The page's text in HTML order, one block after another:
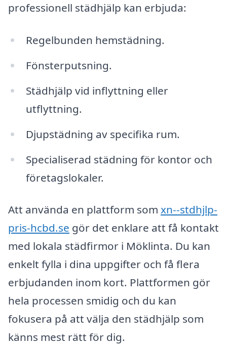
professionell städhjälp kan erbjuda:
Regelbunden hemstädning.
Fönsterputsning.
Städhjälp vid inflyttning eller
utflyttning.
Djupstädning av specifika rum.
Specialiserad städning för kontor och
företagslokaler.
Att använda en plattform som xn--stdhjlp-
pris-hcbd.se gör det enklare att få kontakt
med lokala städfirmor i Möklinta. Du kan
enkelt fylla i dina uppgifter och få flera
erbjudanden inom kort. Plattformen gör
hela processen smidig och du kan
fokusera på att välja den städhjälp som
känns mest rätt för dig.